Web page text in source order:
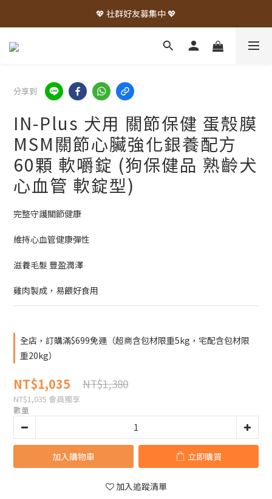
💖 社群好友募集中 💖
分享到
IN-Plus 犬用 關節保健 蛋殼膜
MSM關節心臟強化銀養配方
60顆 軟嚼錠 (狗保健品 熟齡犬
心血管 軟錠型)
完整守護關節健康
維持心血管健康彈性
滋養毛髮 豐盈潤澤
雞肉製成，易餵好食用
全店，訂購滿$699免運（超商含包材限重5kg，宅配含包材限
重20kg）
NT$1,035 NT$1,380
NT$1,035 會員獨享
數量
加入購物車 立即購買
加入追蹤清單